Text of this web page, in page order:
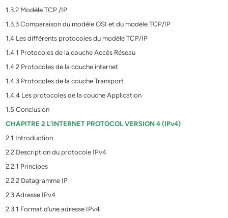
1.3.2 Modèle TCP /IP
1.3.3 Comparaison du modèle OSI et du modèle TCP/IP
1.4 Les différents protocoles du modèle TCP/IP
1.4.1 Protocoles de la couche Accès Réseau
1.4.2 Protocoles de la couche internet
1.4.3 Protocoles de la couche Transport
1.4.4 Les protocoles de la couche Application
1.5 Conclusion
CHAPITRE 2 L’INTERNET PROTOCOL VERSION 4 (IPv4)
2.1 Introduction
2.2 Description du protocole IPv4
2.2.1 Principes
2.2.2 Datagramme IP
2.3 Adresse IPv4
2.3.1 Format d’une adresse IPv4